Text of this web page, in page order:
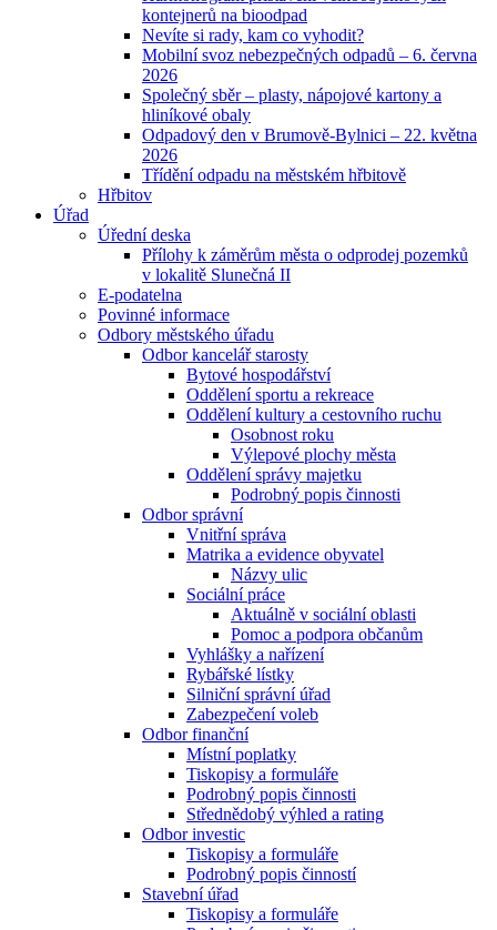
kontejnerů na bioodpad
Nevíte si rady, kam co vyhodit?
Mobilní svoz nebezpečných odpadů – 6. června
2026
Společný sběr – plasty, nápojové kartony a
hliníkové obaly
Odpadový den v Brumově-Bylnici – 22. května
2026
Třídění odpadu na městském hřbitově
Hřbitov
Úřad
Úřední deska
Přílohy k záměrům města o odprodej pozemků
v lokalitě Slunečná II
E-podatelna
Povinné informace
Odbory městského úřadu
Odbor kancelář starosty
Bytové hospodářství
Oddělení sportu a rekreace
Oddělení kultury a cestovního ruchu
Osobnost roku
Výlepové plochy města
Oddělení správy majetku
Podrobný popis činnosti
Odbor správní
Vnitřní správa
Matrika a evidence obyvatel
Názvy ulic
Sociální práce
Aktuálně v sociální oblasti
Pomoc a podpora občanům
Vyhlášky a nařízení
Rybářské lístky
Silniční správní úřad
Zabezpečení voleb
Odbor finanční
Místní poplatky
Tiskopisy a formuláře
Podrobný popis činnosti
Střednědobý výhled a rating
Odbor investic
Tiskopisy a formuláře
Podrobný popis činností
Stavební úřad
Tiskopisy a formuláře